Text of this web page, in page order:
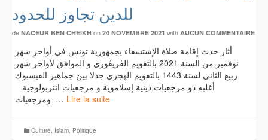
للدين تجاوز للحدود
de NACEUR BEN CHEIKH on 24 NOVEMBRE 2021 with AUCUN COMMENTAIRE
أثار حدث إقامة صلاة الإستسقاء بجمهورية تونس في أواخر شهر
نوفمبر من السنة 2021 بالتقويم الڤريڤوري و الموافق لأواخر شهر
ربيع الثاني لسنة 1443 بالتقويم الهجري جدلا بين جماهير الفيسبوك
أغلبه ذو مرجعيات دينية إسلاموية و مرجعيات انتربولوجية
ومرجعيات … Lire la suite
Culture, Islam, Politique